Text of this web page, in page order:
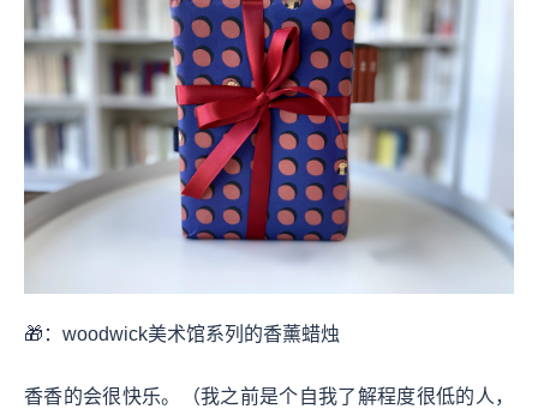
🎁：woodwick美术馆系列的香薰蜡烛
香香的会很快乐。（我之前是个自我了解程度很低的人，